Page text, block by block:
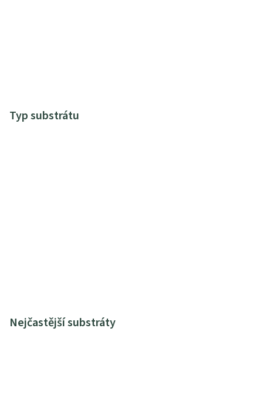
Typ substrátu
Nejčastější substráty